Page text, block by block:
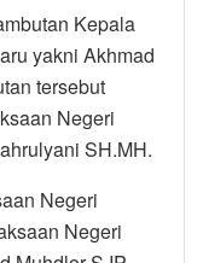
Kepala
yakni Akhmad
tersebut
Negeri
SH.MH.
Negeri
Negeri